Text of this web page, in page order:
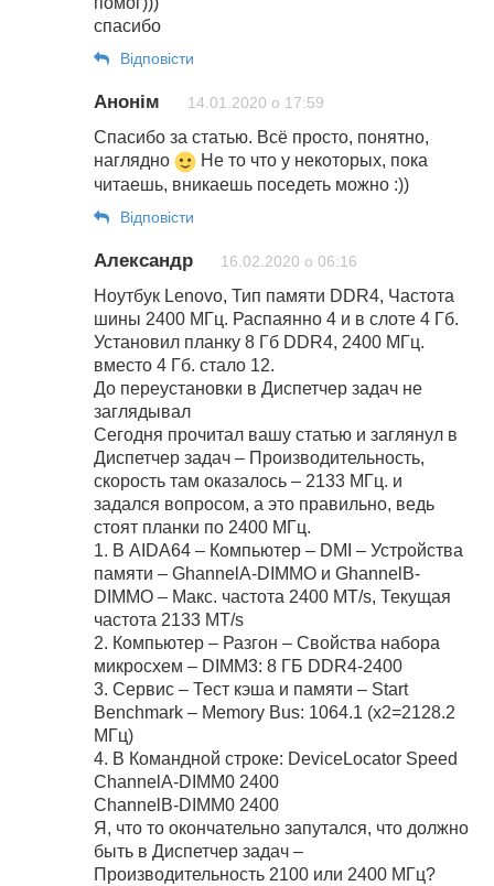
спасибо
Відповіcти
Анонім 14.01.2020 о 17:59
Спасибо за статью. Всё просто, понятно,
наглядно
Не то что у некоторых, пока
читаешь, вникаешь поседеть можно :))
Відповіcти
Александр 16.02.2020 о 06:16
Ноутбук Lenovo, Тип памяти DDR4, Частота
шины 2400 МГц. Распаянно 4 и в слоте 4 Гб.
Установил планку 8 Гб DDR4, 2400 МГц.
вместо 4 Гб. стало 12.
До переустановки в Диспетчер задач не
заглядывал
Сегодня прочитал вашу статью и заглянул в
Диспетчер задач – Производительность,
скорость там оказалось – 2133 МГц. и
задался вопросом, а это правильно, ведь
стоят планки по 2400 МГц.
1. В AIDA64 – Компьютер – DMI – Устройства
памяти – GhannelA-DIMMO и GhannelB-
DIMMO – Макс. частота 2400 MT/s, Текущая
частота 2133 MT/s
2. Компьютер – Разгон – Свойства набора
микросхем – DIMM3: 8 ГБ DDR4-2400
3. Сервис – Тест кэша и памяти – Start
Benchmark – Memory Bus: 1064.1 (х2=2128.2
МГц)
4. В Командной строке: DeviceLocator Speed
ChannelA-DIMM0 2400
ChannelB-DIMM0 2400
Я, что то окончательно запутался, что должно
быть в Диспетчер задач –
Производительность 2100 или 2400 МГц?